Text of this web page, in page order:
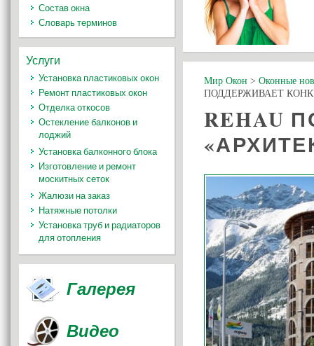
Мир Окон > Оконные
ПОДДЕРЖИВАЕТ
REHAU
Состав окна
Словарь терминов
Услуги
Установка пластиковых окон
Ремонт пластиковых окон
Отделка откосов
Остекление балконов и
лоджий
Установка балконного блока
Изготовление и ремонт
москитных сеток
Жалюзи на заказ
Натяжные потолки
Установка труб и радиаторов
для отопления
Галерея
Видео